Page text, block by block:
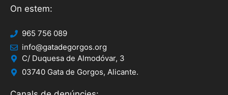
On estem:
965 756 089
info@gatadegorgos.org
C/ Duquesa de Almodóvar, 3
03740 Gata de Gorgos, Alicante.